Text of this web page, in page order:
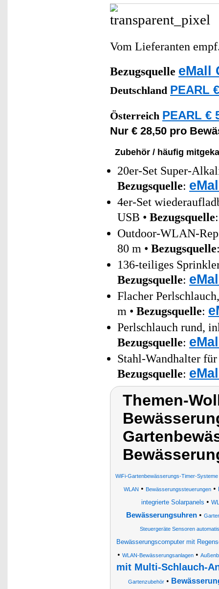
Vom Lieferanten
Bezugsquelle eMall
Deutschland PEARL
Österreich PEARL €
Nur € 28,50 pro
Zubehör / häufig
20er-Set Super-
Bezugsquelle:
4er-Set
USB • Bezugsquelle
Outdoor-WLAN-
80 m • Bezugsquelle
136-teiliges
Bezugsquelle:
Flacher
m • Bezugsquelle:
Perlschlauch rund,
Bezugsquelle:
Stahl-Wandhalter
Bezugsquelle:
Themen-
WiFi-Gartenbewässerungs-Timer-Systeme
WLAN • Bewässerungssteuerungen•
integrierte Solarpanels •
Bewässerungsuhren•
Steuergeräte Sensoren
Bewässerungscomputer mit
• WLAN-Bewässerungsanlagen •
mit Multi-Schlauch-
Gartenzubehör•